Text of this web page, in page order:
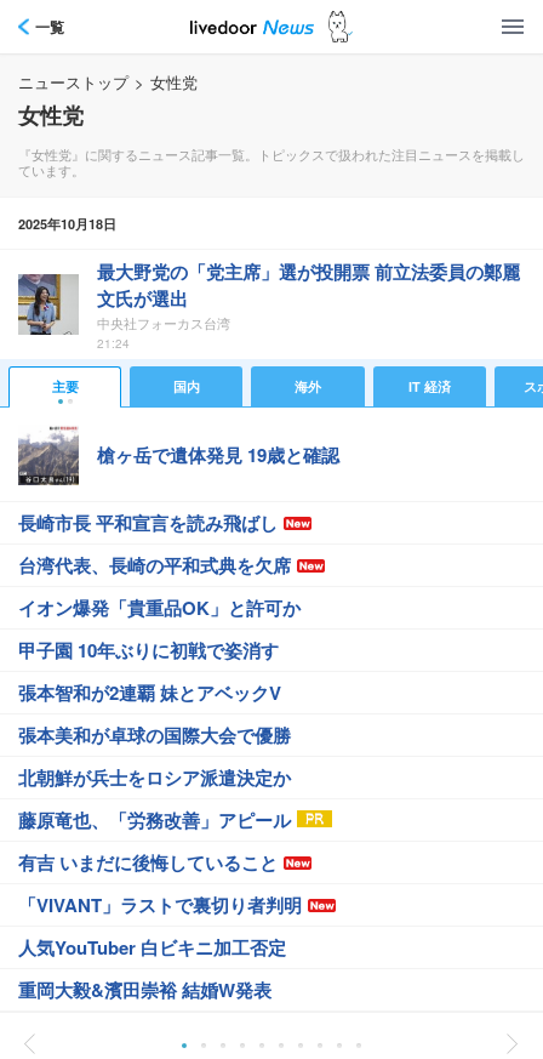
一覧
ニューストップ > 女性党
女性党
『女性党』に関するニュース記事一覧。トピックスで扱われた注目ニュースを掲載し
ています。
2025年10月18日
最大野党の「党主席」選が投開票 前立法委員の鄭麗
文氏が選出
中央社フォーカス台湾
21:24
主要 国内 海外 IT 経済 ス
槍ヶ岳で遺体発見 19歳と確認
長崎市長 平和宣言を読み飛ばし
台湾代表、長崎の平和式典を欠席
イオン爆発「貴重品OK」と許可か
甲子園 10年ぶりに初戦で姿消す
張本智和が2連覇 妹とアベックV
張本美和が卓球の国際大会で優勝
北朝鮮が兵士をロシア派遣決定か
藤原竜也、「労務改善」アピール
有吉 いまだに後悔していること
「VIVANT」ラストで裏切り者判明
人気YouTuber 白ビキニ加工否定
重岡大毅&濱田崇裕 結婚W発表